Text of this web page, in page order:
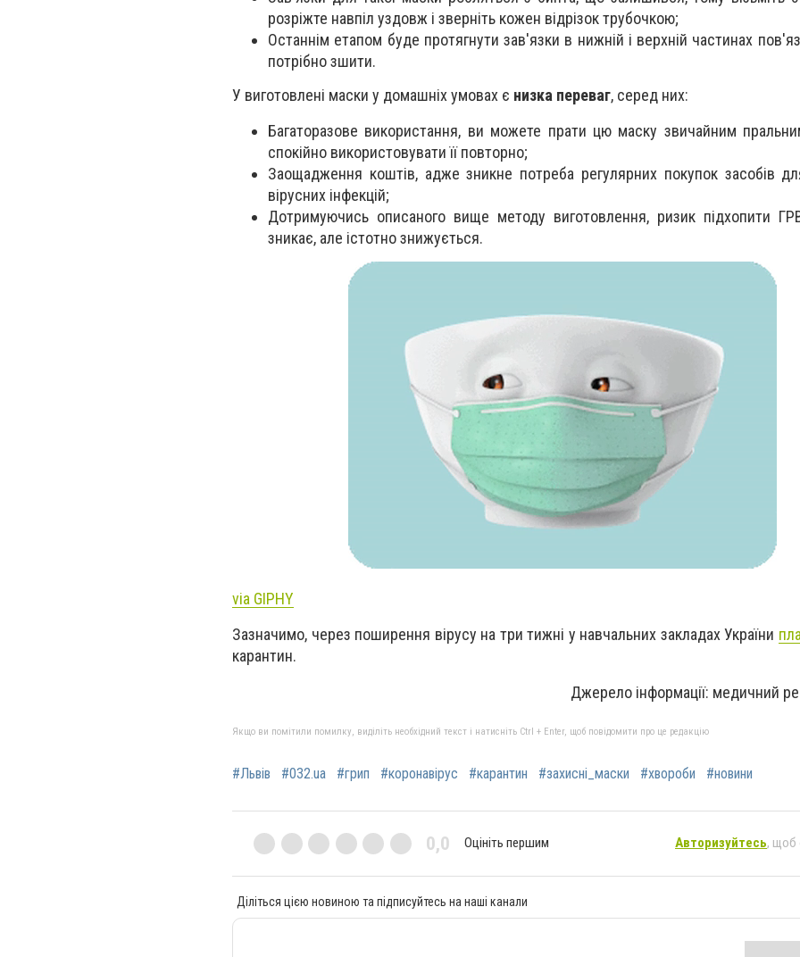
розріжте навпіл уздовж і зверніть кожен відрізок трубочкою;
Останнім етапом буде протягнути зав'язки в нижній і верхній частинах
потрібно зшити.
У виготовлені маски у домашніх умовах є низка переваг, серед них:
Багаторазове використання, ви можете прати цю маску звичайним
спокійно використовувати її повторно;
Заощадження коштів, адже зникне потреба регулярних покупок засобів
вірусних інфекцій;
Дотримуючись описаного вище методу виготовлення, ризик підхопити
зникає, але істотно знижується.
via GIPHY
Зазначимо, через поширення вірусу на три тижні у навчальних закладах України
карантин.
Джерело інформації: медичний
Якщо ви помітили помилку, виділіть необхідний текст і натисніть Ctrl + Enter, щоб повідомити про це редакцію
#Львів #032.ua #грип #коронавірус #карантин #захисні_маски #хвороби #новини
0,0 Оцініть першим Авторизуйтесь, щоб
Діліться цією новиною та підписуйтесь на наші канали